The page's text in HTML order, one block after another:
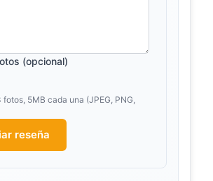
com
-
com vista panorâmica
benefício...
(opcional)
fotos, 5MB cada una (JPEG, PNG,
reseña